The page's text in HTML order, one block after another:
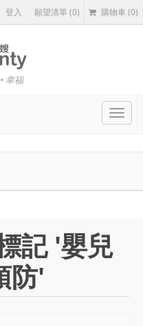
登入 願望清單(0) 購物車 (0)
幸福
記 '嬰兒
防'